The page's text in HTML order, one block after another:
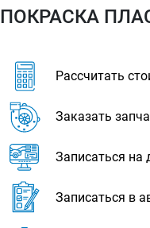
ПОКРАСКА
Рассчитать
Заказать
Записаться на
Записаться в